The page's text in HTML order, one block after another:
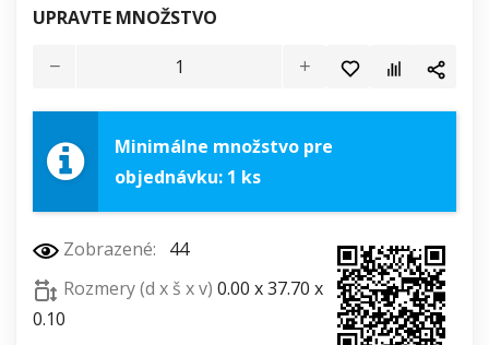
UPRAVTE MNOŽSTVO
Minimálne množstvo pre
objednávku: 1 ks
Zobrazené:
44
Rozmery (d x š x v) 0.00 x 37.70 x
0.10